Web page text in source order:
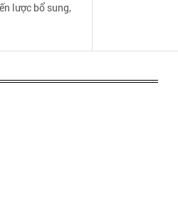
lược bổ sung,